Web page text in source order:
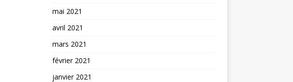
mai 2021
avril 2021
mars 2021
février 2021
janvier 2021